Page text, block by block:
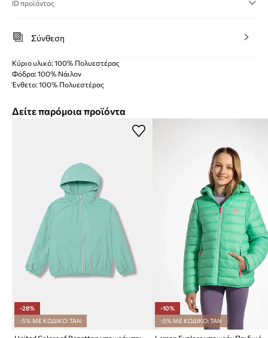
ID προϊόντος
Σύνθεση
Κύριο υλικό: 100% Πολυεστέρας
Φόδρα: 100% Νάιλον
Ένθετο: 100% Πολυεστέρας
Δείτε παρόμοια προϊόντα
-28%
-5% ΜΕ ΚΩΔΙΚΟ: TAN
-10%
-5% ΜΕ ΚΩΔΙΚΟ: TAN